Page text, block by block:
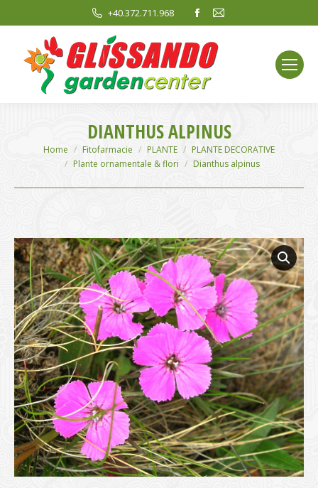
+40.372.711.968
Facebook
opens
in
new
window
Mail
window
DIANTHUS ALPINUS
You are here:
Home Fitofarmacie PLANTE
PLANTE DECORATIVE
Plante ornamentale & flori
Dianthus alpinus